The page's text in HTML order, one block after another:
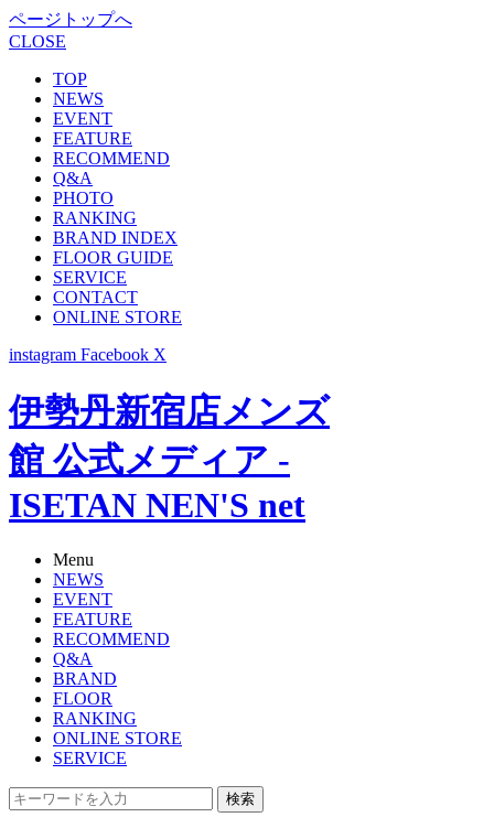
ページトップへ
CLOSE
TOP
NEWS
EVENT
FEATURE
RECOMMEND
Q&A
PHOTO
RANKING
BRAND INDEX
FLOOR GUIDE
SERVICE
CONTACT
ONLINE STORE
instagram Facebook X
伊勢丹新宿店メンズ
館 公式メディア -
ISETAN NEN'S net
Menu
NEWS
EVENT
FEATURE
RECOMMEND
Q&A
BRAND
FLOOR
RANKING
ONLINE STORE
SERVICE
検索